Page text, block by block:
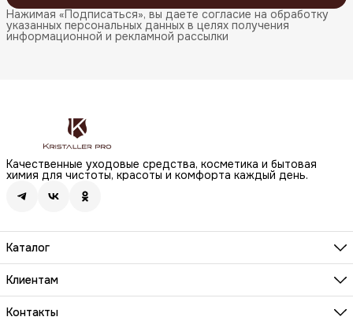
Нажимая «Подписаться», вы даете согласие на обработку
указанных персональных данных в целях получения
информационной и рекламной рассылки
Качественные уходовые средства, косметика и бытовая
химия для чистоты, красоты и комфорта каждый день.
Каталог
Бренды
Волосы
Макияж
Клиентам
О компании
Реквизиты
Контакты